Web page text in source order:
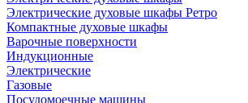
Электрические духовые шкафы Ретро
Компактные духовые шкафы
Варочные поверхности
Индукционные
Электрические
Газовые
Посудомоечные машины